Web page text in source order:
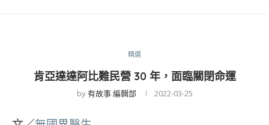
精選
肯亞達達阿比難民營 30 年，面臨關閉命運
by有故事 編輯部 2022-03-25